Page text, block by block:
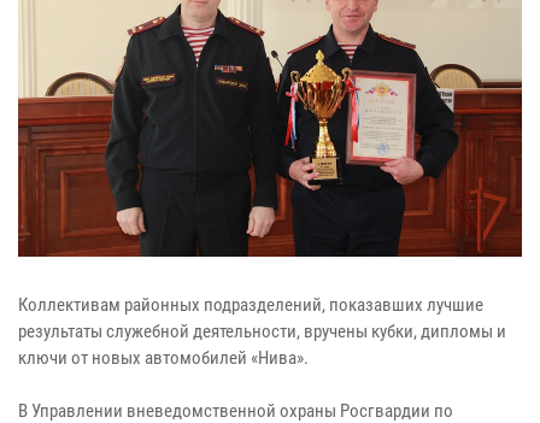
Коллективам районных подразделений, показавших лучшие
результаты служебной деятельности, вручены кубки, дипломы и
ключи от новых автомобилей «Нива».
В Управлении вневедомственной охраны Росгвардии по